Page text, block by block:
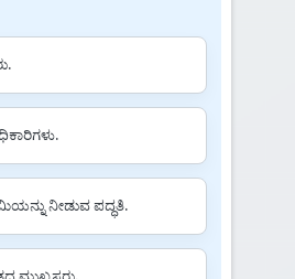
ನೀಡುವ ಪದ್ಧತಿ.